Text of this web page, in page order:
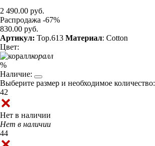
2 490.00 руб.
Распродажа -67%
830.00 руб.
Артикул: Top.613 Материал: Cotton
Цвет:
коралл
%
Наличие:
Выберите размер и необходимое количество:
42
Нет в наличии
Нет в наличии
44